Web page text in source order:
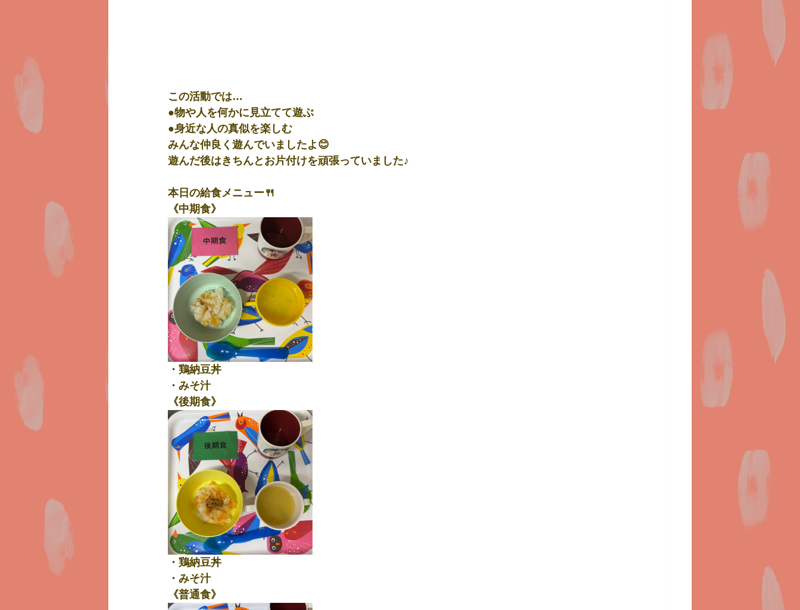
この活動では…
●物や人を何かに見立てて遊ぶ
●身近な人の真似を楽しむ
みんな仲良く遊んでいましたよ😊
遊んだ後はきちんとお片付けを頑張っていました♪
本日の給食メニュー🍴
《中期食》
・鶏納豆丼
・みそ汁
《後期食》
・鶏納豆丼
・みそ汁
《普通食》